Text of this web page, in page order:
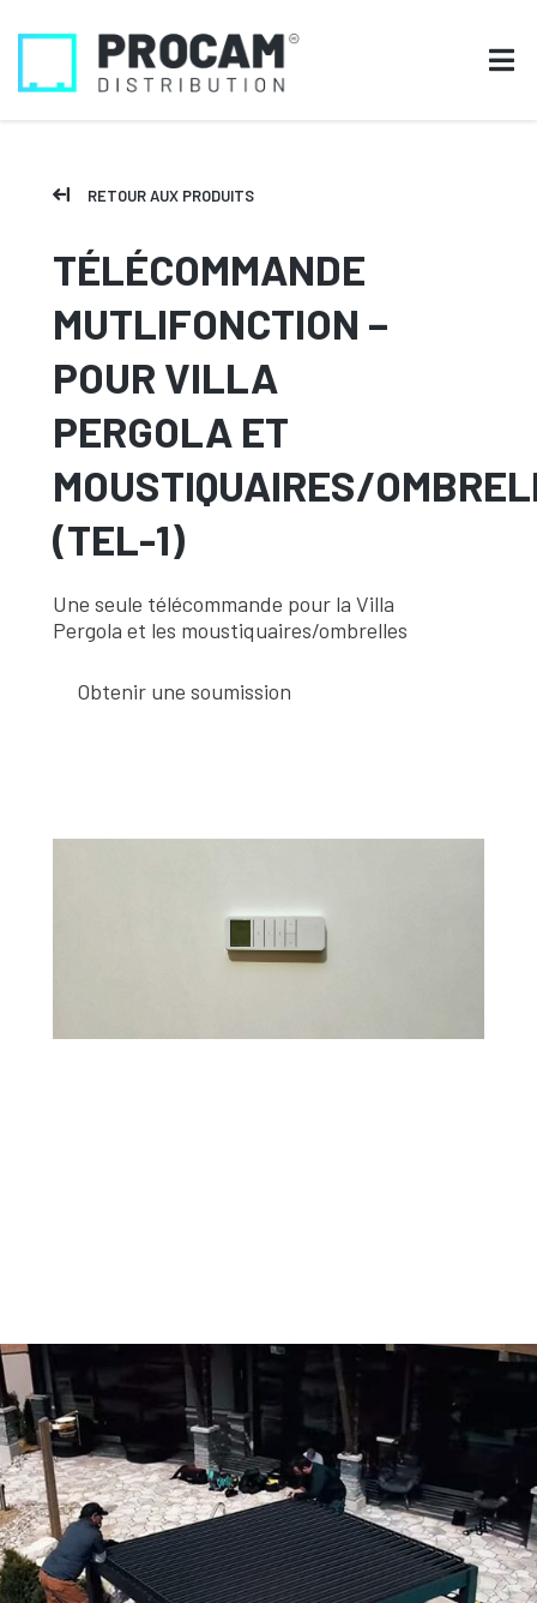
RETOUR AUX PRODUITS
TÉLÉCOMMANDE
MUTLIFONCTION –
POUR VILLA
PERGOLA ET
MOUSTIQUAIRES/
(TEL-1)
Une seule télécommande pour la Villa
Pergola et les moustiquaires/ombrelles
Obtenir une soumission